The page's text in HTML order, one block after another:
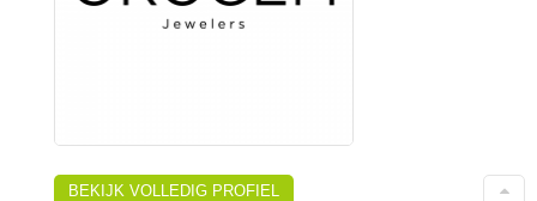
BEKIJK VOLLEDIG PROFIEL